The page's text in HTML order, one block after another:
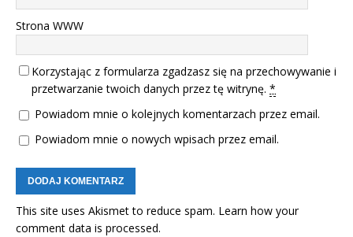
Strona WWW
Korzystając z formularza zgadzasz się na przechowywanie i
przetwarzanie twoich danych przez tę witrynę. *
Powiadom mnie o kolejnych komentarzach przez email.
Powiadom mnie o nowych wpisach przez email.
This site uses Akismet to reduce spam. Learn how your
comment data is processed.